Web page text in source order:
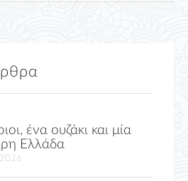
ένα ουζάκι και μία
Ελλάδα